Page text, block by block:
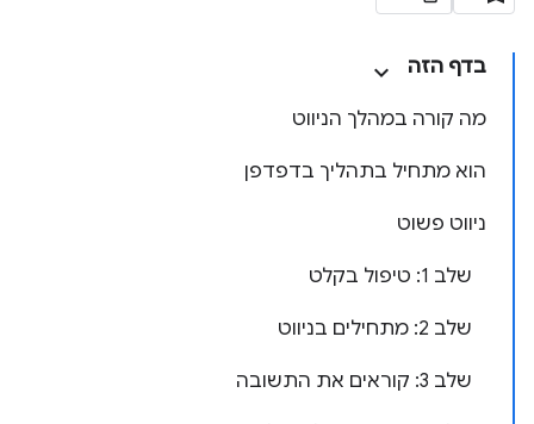
בדף הזה
מה קורה במהלך הניווט
הוא מתחיל בתהליך בדפדפן
ניווט פשוט
שלב 1: טיפול בקלט
שלב 2: מתחילים בניווט
שלב 3: קוראים את התשובה